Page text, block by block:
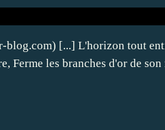
blog.com) [...] L'horizon tout
Ferme les branches d'or de son